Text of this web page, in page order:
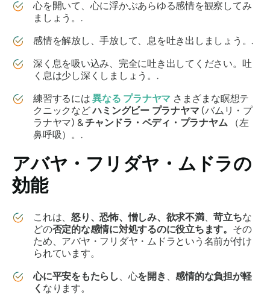
心を開いて、心に浮かぶあらゆる感​​情を観察してみ
ましょう。.
感情を解放し、手放して、息を吐き出しましょう。.
深く息を吸い込み、完全に吐き出してください。吐
く息は少し深くしましょう。.
練習するには異なる プラナヤマ さまざまな瞑想テ
クニックなどハミングビー プラナヤマ (バムリ・プ
ラナヤマ) &チャンドラ・ベディ・プラナヤム（左
鼻呼吸）。.
アバヤ・フリダヤ・ムドラの
効能
これは、怒り、恐怖、憎しみ、欲求不満、苛立ちな
どの否定的な感情に対処するのに役立ちます。 その
ため、 アバヤ・フリダヤ・ムドラという名前が付け
られています。
心に平安をもたらし 、心を開き 、感情的な負担が軽
く なります。